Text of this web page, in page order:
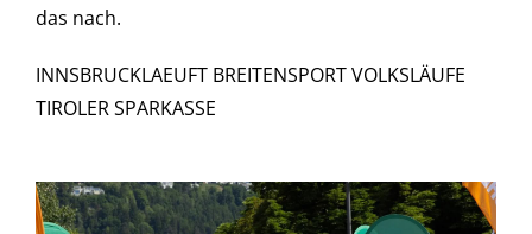
das nach.
INNSBRUCKLAEUFT BREITENSPORT VOLKSLÄUFE
TIROLER SPARKASSE